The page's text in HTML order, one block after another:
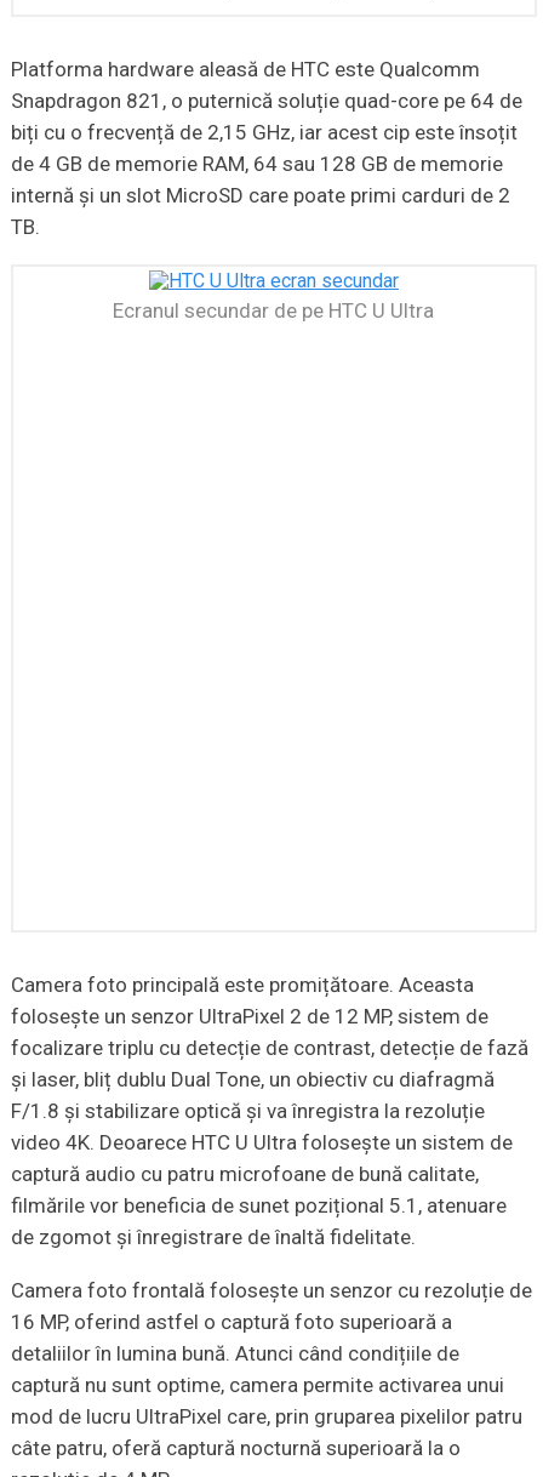
Platforma hardware aleasă de HTC este Qualcomm
Snapdragon 821, o puternică soluție quad-core pe 64 de
biți cu o frecvență de 2,15 GHz, iar acest cip este însoțit
de 4 GB de memorie RAM, 64 sau 128 GB de memorie
internă și un slot MicroSD care poate primi carduri de 2
TB.
Ecranul secundar de pe HTC U Ultra
Camera foto principală este promițătoare. Aceasta
folosește un senzor UltraPixel 2 de 12 MP, sistem de
focalizare triplu cu detecție de contrast, detecție de fază
și laser, bliț dublu Dual Tone, un obiectiv cu diafragmă
F/1.8 și stabilizare optică și va înregistra la rezoluție
video 4K. Deoarece HTC U Ultra folosește un sistem de
captură audio cu patru microfoane de bună calitate,
filmările vor beneficia de sunet pozițional 5.1, atenuare
de zgomot și înregistrare de înaltă fidelitate.
Camera foto frontală folosește un senzor cu rezoluție de
16 MP, oferind astfel o captură foto superioară a
detaliilor în lumina bună. Atunci când condițiile de
captură nu sunt optime, camera permite activarea unui
mod de lucru UltraPixel care, prin gruparea pixelilor patru
câte patru, oferă captură nocturnă superioară la o